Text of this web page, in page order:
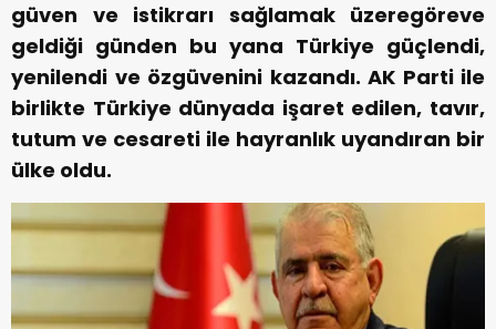
güven ve istikrarı sağlamak üzeregöreve
geldiği günden bu yana Türkiye güçlendi,
yenilendi ve özgüvenini kazandı. AK Parti ile
birlikte Türkiye dünyada işaret edilen, tavır,
tutum ve cesareti ile hayranlık uyandıran bir
ülke oldu.